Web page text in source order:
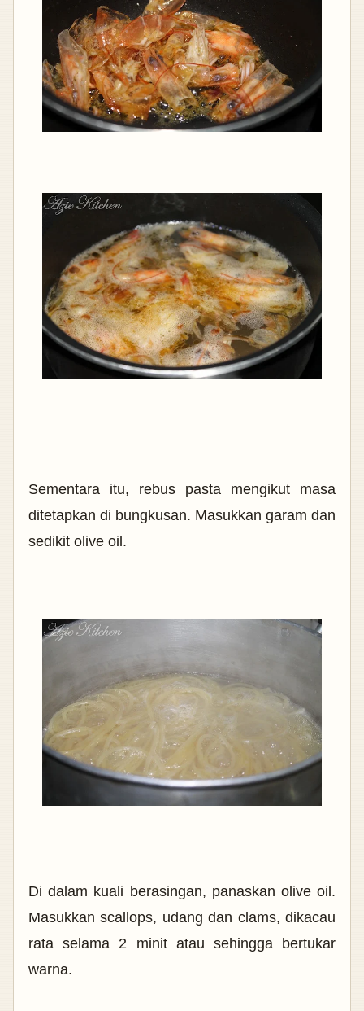
Sementara itu, rebus pasta mengikut masa
ditetapkan di bungkusan. Masukkan garam dan
sedikit olive oil.
Di dalam kuali berasingan, panaskan olive oil.
Masukkan scallops, udang dan clams, dikacau
rata selama 2 minit atau sehingga bertukar
warna.